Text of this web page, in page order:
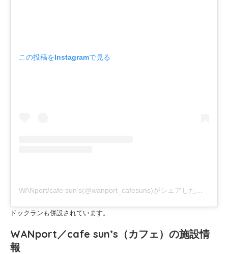
この投稿をInstagramで見る
WANport/cafe sun’s(@wanport_cafesuns)がシェアした投稿
ドックランも併設されています。
WANport／cafe sun’s（カフェ）の施設情
報